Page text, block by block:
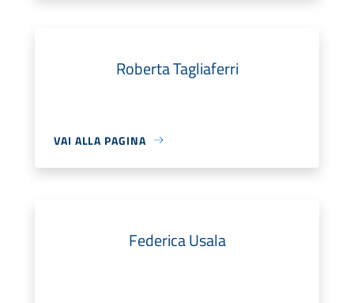
Roberta Tagliaferri
VAI ALLA PAGINA
Federica Usala